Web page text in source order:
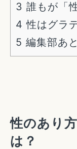
3 誰もが「
4 性はグラ
5 編集部あ
性のあり
は？